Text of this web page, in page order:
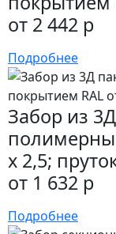
от 2 442 р
Подробнее
Забор из
х 2,5;
от 1 632 р
Подробнее